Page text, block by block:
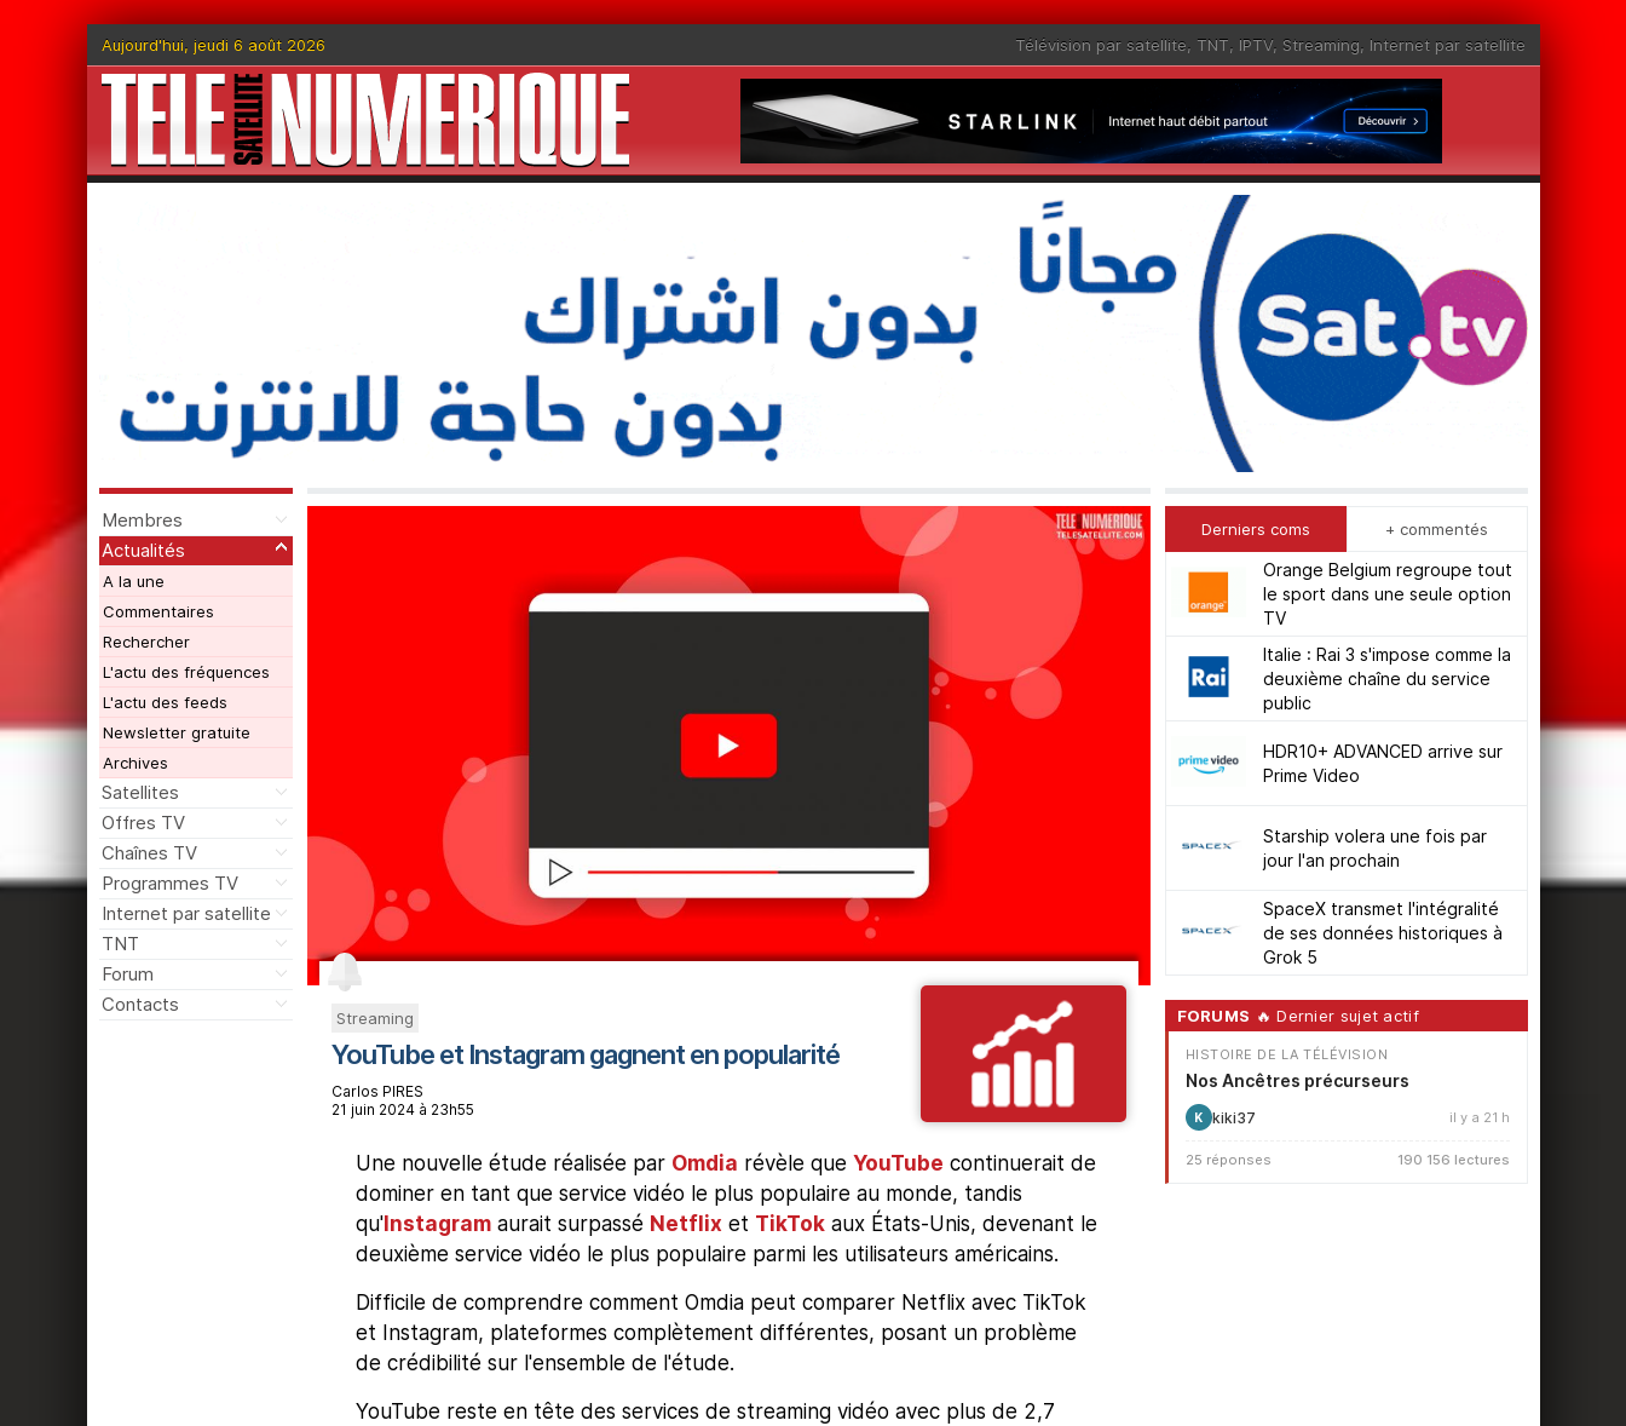
Aujourd'hui, jeudi 6 août 2026 Télévision par satellite, TNT, IPTV, Streaming, Internet par satellite
Membres
Actualités
A la une
Commentaires
Rechercher
L'actu des fréquences
L'actu des feeds
Newsletter gratuite
Archives
Satellites
Offres TV
Chaînes TV
Programmes TV
Internet par satellite
TNT
Forum
Contacts
Streaming
YouTube et Instagram gagnent en popularité
Carlos PIRES
21 juin 2024 à 23h55
Une nouvelle étude réalisée par Omdia révèle que YouTube continuerait de
dominer en tant que service vidéo le plus populaire au monde, tandis
qu'Instagramaurait surpassé Netflix et TikTokaux États-Unis, devenant le
deuxième service vidéo le plus populaire parmi les utilisateurs américains.
Difficile de comprendre comment Omdia peut comparer Netflix avec TikTok
et Instagram, plateformes complètement différentes, posant un problème
de crédibilité sur l'ensemble de l'étude.
YouTube reste en tête des services de streaming vidéo avec plus de 2,7
Derniers coms + commentés
Orange Belgium regroupe tout
le sport dans une seule option
TV
Italie : Rai 3 s'impose comme la
deuxième chaîne du service
public
HDR10+ ADVANCED arrive sur
Prime Video
Starship volera une fois par
jour l'an prochain
SpaceX transmet l'intégralité
de ses données historiques à
Grok 5
FORUMS 🔥 Dernier sujet actif
HISTOIRE DE LA TÉLÉVISION
Nos Ancêtres précurseurs
K kiki37 il y a 21 h
25 réponses 190 156 lectures